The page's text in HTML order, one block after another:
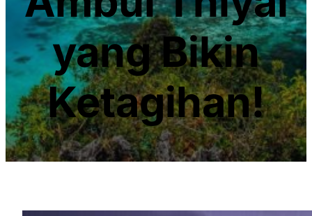
yang Bikin
Ketagihan!